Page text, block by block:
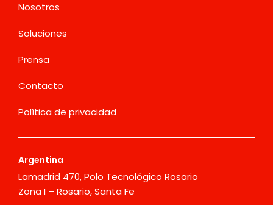
Nosotros
Soluciones
Prensa
Contacto
Política de privacidad
Argentina
Lamadrid 470, Polo Tecnológico Rosario
Zona I – Rosario, Santa Fe